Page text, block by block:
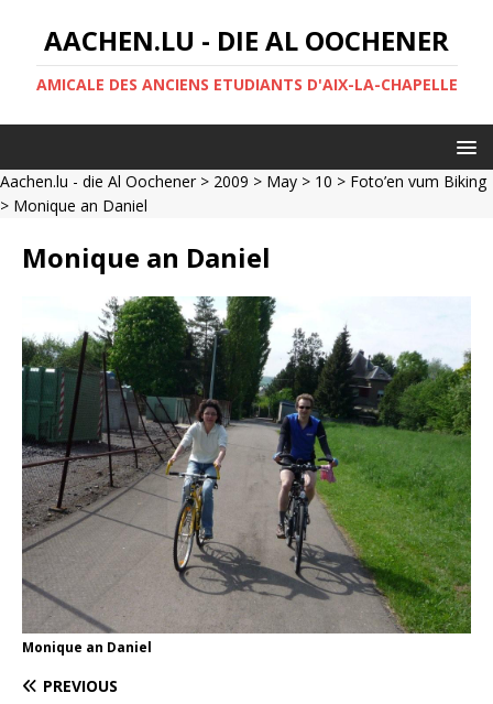
AACHEN.LU - DIE AL OOCHENER
AMICALE DES ANCIENS ETUDIANTS D'AIX-LA-CHAPELLE
Aachen.lu - die Al Oochener> 2009 > May > 10 > Foto’en vum Biking
> Monique an Daniel
Monique an Daniel
Monique an Daniel
PREVIOUS